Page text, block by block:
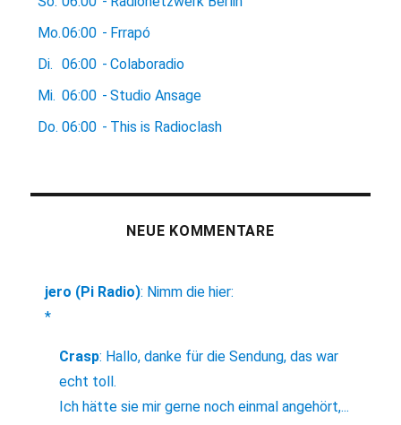
Mo.06:00 - Frrapó
Di.
06:00 - Colaboradio
Mi. 06:00 - Studio Ansage
Do. 06:00 - This is Radioclash
NEUE KOMMENTARE
jero (Pi Radio): Nimm die hier:
*
Crasp: Hallo, danke für die Sendung, das war
echt toll.
Ich hätte sie mir gerne noch einmal angehört,...